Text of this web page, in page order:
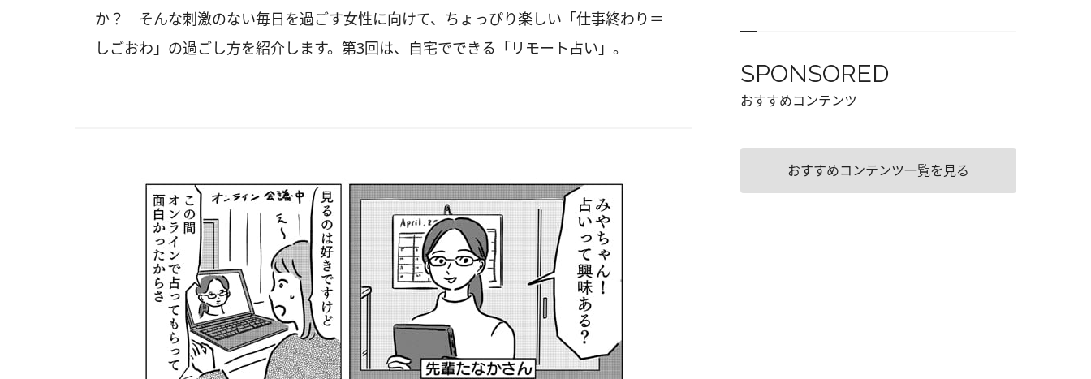
か？ そんな刺激のない毎日を過ごす女性に向けて、ちょっぴり楽しい「仕事終わり＝
しごおわ」の過ごし方を紹介します。第3回は、自宅でできる「リモート占い」。
SPONSORED
おすすめコンテンツ
おすすめコンテンツ一覧を見る